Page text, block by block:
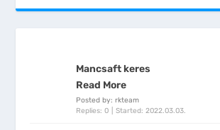
Mancsaft keres
Read More
Posted by: rkteam
Replies: 0
Started:2022.03.03.